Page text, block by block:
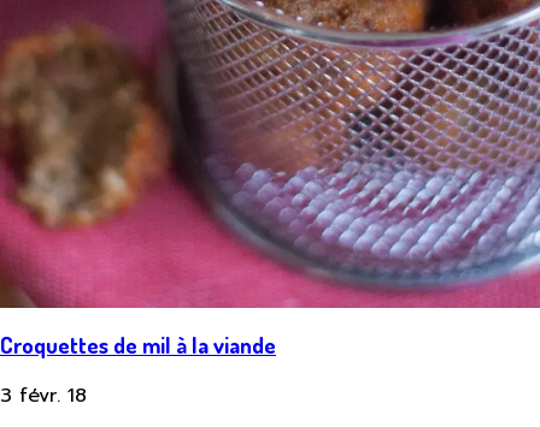
Croquettes de mil à la viande
3 févr. 18